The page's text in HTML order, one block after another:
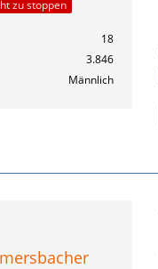
zu stoppen
18
3.846
Männlich